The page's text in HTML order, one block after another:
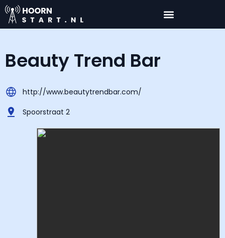
Beauty Trend Bar
http://www.beautytrendbar.com/
Spoorstraat 2